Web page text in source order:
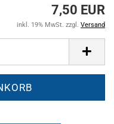
7,50 EUR
inkl. 19% MwSt. zzgl. Versand